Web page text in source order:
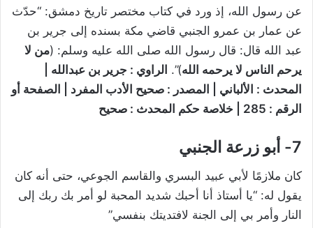
عن رسول الله، إذ ورد في كتاب مختصر تاريخ دمشق: “حدّث
عن عمار بن عمرو الجنبي قاضي مكة بسنده إلى جرير بن
عبد الله قال: قال رسول الله صلى الله عليه وسلم: (من لا
يرحم الناس لا يرحمه الله)”. الراوي : جرير بن عبدالله |
المحدث : الألباني | المصدر : صحيح الأدب المفرد | الصفحة أو
الرقم : 285 | خلاصة حكم المحدث : صحيح
7- أبو زرعة الجنبي
كان ملازمًا لأبي عبيد البسري والقاسم الجوعي، حتى أنه كان
يقول له: “يا أستاذ أنا أحبك شديد المحبة لو أمر بك ربك إلى
النار وأمر بي إلى الجنة لافتديتك بنفسي”